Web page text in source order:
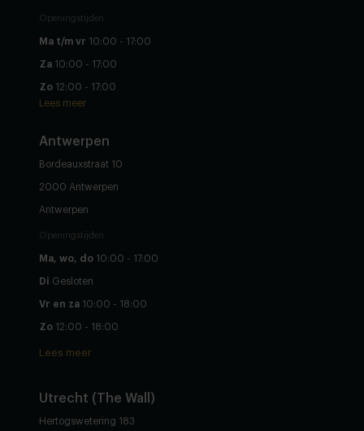
Openingstijden
Ma t/m vr 10:00 - 17:00
Za 10:00 - 17:00
Zo 12:00 - 17:00
Lees meer
Antwerpen
Bordeauxstraat 10
2000 Antwerpen
Antwerpen
Openingstijden
Ma, wo, do 10:00 - 17:00
Di Gesloten
Vr en za 10:00 - 18:00
Zo 12:00 - 18:00
Lees meer
Utrecht (The Wall)
Hertogswetering 183